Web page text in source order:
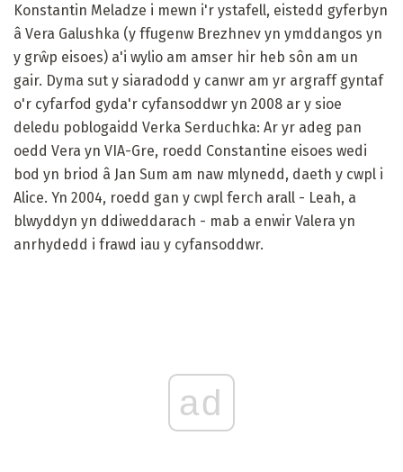
Konstantin Meladze i mewn i'r ystafell, eistedd gyferbyn
â Vera Galushka (y ffugenw Brezhnev yn ymddangos yn
y grŵp eisoes) a'i wylio am amser hir heb sôn am un
gair. Dyma sut y siaradodd y canwr am yr argraff gyntaf
o'r cyfarfod gyda'r cyfansoddwr yn 2008 ar y sioe
deledu poblogaidd Verka Serduchka: Ar yr adeg pan
oedd Vera yn VIA-Gre, roedd Constantine eisoes wedi
bod yn briod â Jan Sum am naw mlynedd, daeth y cwpl i
Alice. Yn 2004, roedd gan y cwpl ferch arall - Leah, a
blwyddyn yn ddiweddarach - mab a enwir Valera yn
anrhydedd i frawd iau y cyfansoddwr.
ad